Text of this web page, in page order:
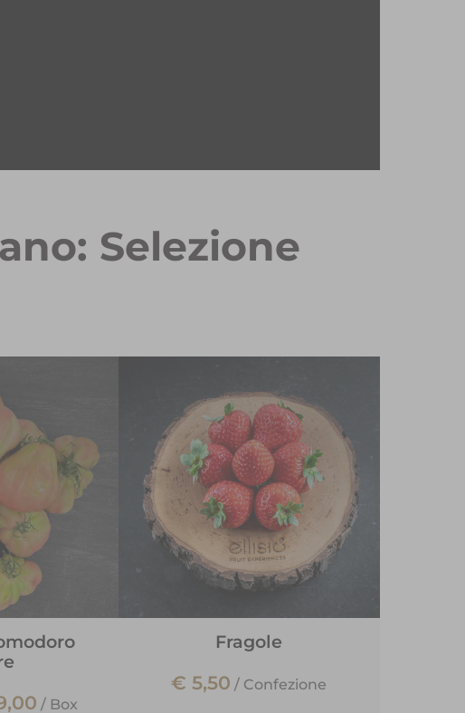
Selezione
/ Box
Fragole
€ 5,50 / Confezione